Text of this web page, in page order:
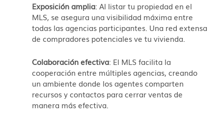
Exposición amplia: Al listar tu propiedad en el
MLS, se asegura una visibilidad máxima entre
todas las agencias participantes. Una red extensa
de compradores potenciales ve tu vivienda.
Colaboración efectiva: El MLS facilita la
cooperación entre múltiples agencias, creando
un ambiente donde los agentes comparten
recursos y contactos para cerrar ventas de
manera más efectiva.